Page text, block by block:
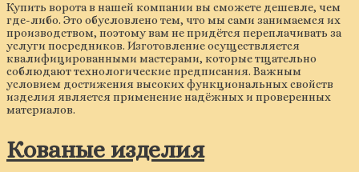
Купить ворота в нашей компании вы сможете дешевле, чем
где-либо. Это обусловлено тем, что мы сами занимаемся их
производством, поэтому вам не придётся переплачивать за
услуги посредников. Изготовление осуществляется
квалифицированными мастерами, которые тщательно
соблюдают технологические предписания. Важным
условием достижения высоких функциональных свойств
изделия является применение надёжных и проверенных
материалов.
Кованые изделия